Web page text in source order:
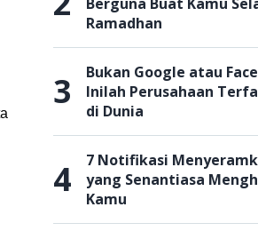
Ramadhan
3
Bukan Google atau
Inilah Perusahaan
di Dunia
4
7 Notifikasi
yang Senantiasa
Kamu